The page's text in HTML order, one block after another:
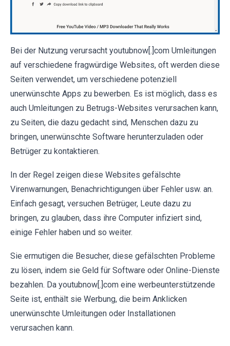
Bei der Nutzung verursacht youtubnow[.]com Umleitungen
auf verschiedene fragwürdige Websites, oft werden diese
Seiten verwendet, um verschiedene potenziell
unerwünschte Apps zu bewerben. Es ist möglich, dass es
auch Umleitungen zu Betrugs-Websites verursachen kann,
zu Seiten, die dazu gedacht sind, Menschen dazu zu
bringen, unerwünschte Software herunterzuladen oder
Betrüger zu kontaktieren.
In der Regel zeigen diese Websites gefälschte
Virenwarnungen, Benachrichtigungen über Fehler usw. an.
Einfach gesagt, versuchen Betrüger, Leute dazu zu
bringen, zu glauben, dass ihre Computer infiziert sind,
einige Fehler haben und so weiter.
Sie ermutigen die Besucher, diese gefälschten Probleme
zu lösen, indem sie Geld für Software oder Online-Dienste
bezahlen. Da youtubnow[.]com eine werbeunterstützende
Seite ist, enthält sie Werbung, die beim Anklicken
unerwünschte Umleitungen oder Installationen
verursachen kann.